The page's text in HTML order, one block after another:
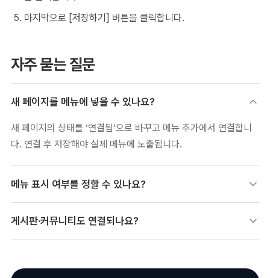
마지막으로 [저장하기] 버튼을 클릭합니다.
자주 묻는 질문
새 페이지를 메뉴에 넣을 수 있나요?
새 페이지의 상태를 ‘연결됨’으로 바꾸고 메뉴 추가에서 연결합니
다. 연결 후 저장해야 실제 메뉴에 노출됩니다.
메뉴 표시 여부를 정할 수 있나요?
메뉴를 숨기거나 순서를 조정할 수 있습니다.
게시판·커뮤니티도 연결되나요?